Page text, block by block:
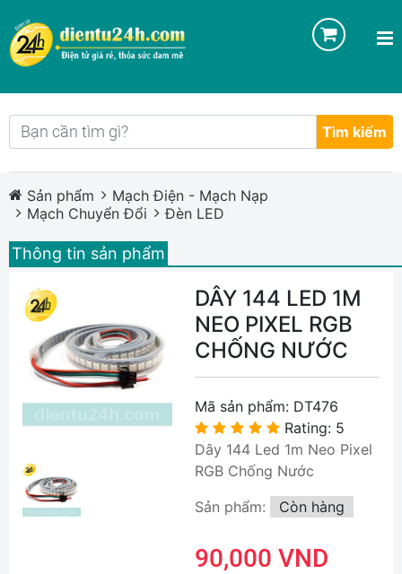
Tìm kiếm
Sản phẩm
Mạch Điện - Mạch Nạp
Mạch Chuyển Đổi
Đèn LED
Thông tin sản phẩm
DÂY 144 LED 1M
NEO PIXEL RGB
CHỐNG NƯỚC
Mã sản phẩm: DT476
Rating: 5
Dây 144 Led 1m Neo Pixel
RGB Chống Nước
Sản phẩm:
Còn hàng
90,000 VND